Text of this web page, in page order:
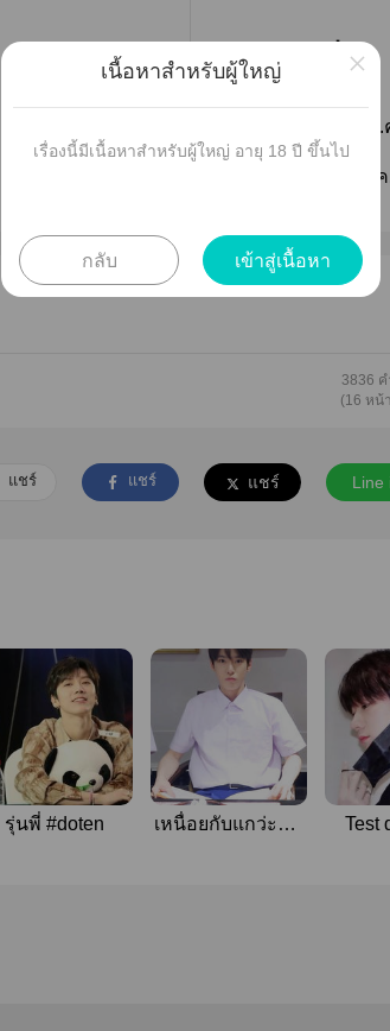
เผยแพร่
14 ม
29 ต.
3836 ค
(16 หน้
แชร์ แชร์ แชร์ Line
รุ่นพี่ #doten
เหนื่อยกับแกว่ะมิน
Test
เนื้อหาสำหรับผู้ใหญ่
เรื่องนี้มีเนื้อหาสำหรับผู้ใหญ่ อายุ 18 ปี ขึ้นไป
กลับ เข้าสู่เนื้อหา
×